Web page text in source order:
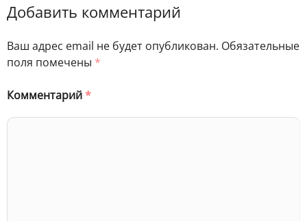
Добавить комментарий
Ваш адрес email не будет опубликован. Обязательные
поля помечены *
Комментарий*